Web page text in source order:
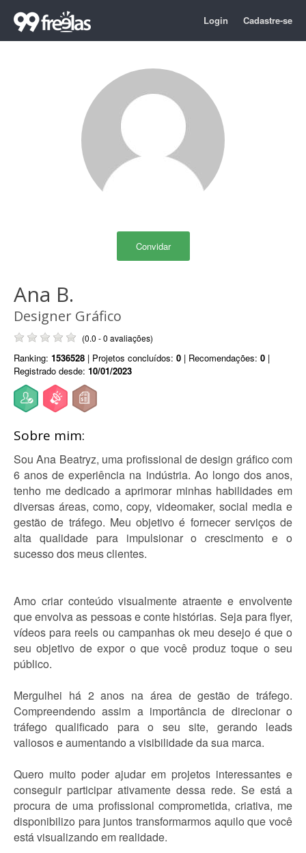
Login Cadastre-se
Convidar
Ana B.
Designer Gráfico
(0.0 - 0 avaliações)
Ranking: 1536528 | Projetos concluídos: 0 | Recomendações: 0 |
Registrado desde: 10/01/2023
Sobre mim:
Sou Ana Beatryz, uma profissional de design gráfico com
6 anos de experiência na indústria. Ao longo dos anos,
tenho me dedicado a aprimorar minhas habilidades em
diversas áreas, como, copy, videomaker, social media e
gestão de tráfego. Meu objetivo é fornecer serviços de
alta qualidade para impulsionar o crescimento e o
sucesso dos meus clientes.
Amo criar conteúdo visualmente atraente e envolvente
que envolva as pessoas e conte histórias. Seja para flyer,
vídeos para reels ou campanhas ok meu desejo é que o
seu objetivo de expor o que você produz toque o seu
público.
Mergulhei há 2 anos na área de gestão de tráfego.
Compreendendo assim a importância de direcionar o
tráfego qualificado para o seu site, gerando leads
valiosos e aumentando a visibilidade da sua marca.
Quero muito poder ajudar em projetos interessantes e
conseguir participar ativamente dessa rede. Se está a
procura de uma profissional comprometida, criativa, me
disponibilizo para juntos transformarmos aquilo que você
está visualizando em realidade.